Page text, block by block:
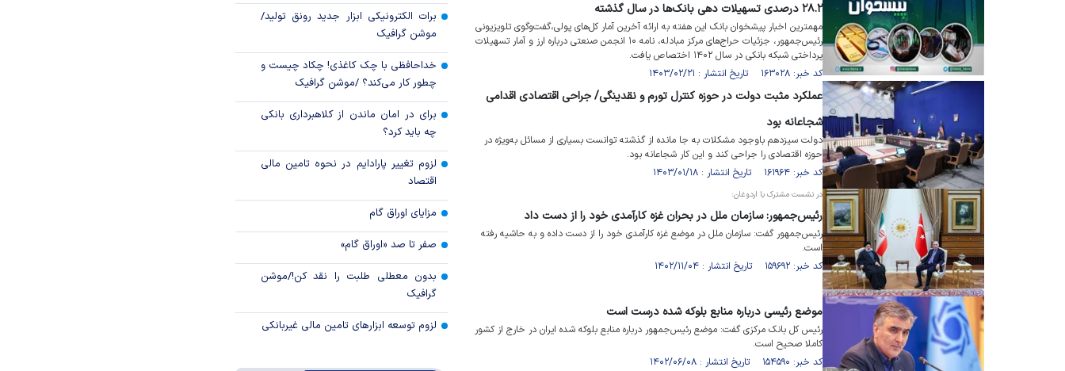
۲۸.۲ درصدی تسهیلات دهی بانک‌ها در سال گذشته
مهمترین اخبار پیشخوان بانک این هفته به ارائه آخرین آمار کل‌های پولی،گفت‌وگوی تلویزیونی
رئیس‌جمهور، جزئیات حراج‌های مرکز مبادله، نامه ۱۰ انجمن صنعتی درباره ارز و آمار تسهیلات
پرداختی شبکه بانکی در سال ۱۴۰۲ اختصاص یافت.
کد خبر: ۱۶۳۰۲۸ تاریخ انتشار : ۱۴۰۳/۰۲/۲۱
عملکرد مثبت دولت در حوزه کنترل تورم و نقدینگی/ جراحی اقتصادی اقدامی
شجاعانه بود
دولت سیزدهم باوجود مشکلات به جا مانده از گذشته توانست بسیاری از مسائل به‌ویژه در
حوزه اقتصادی را جراحی کند و این کار شجاعانه بود.
کد خبر: ۱۶۱۹۶۴ تاریخ انتشار : ۱۴۰۳/۰۱/۱۸
در نشست مشترک با اردوغان:
رئیس‌جمهور: سازمان ملل در بحران غزه کارآمدی خود را از دست داد
رئیس‌جمهور گفت: سازمان ملل در موضع غزه کارآمدی خود را از دست داده و به حاشیه رفته
است.
کد خبر: ۱۵۹۶۹۲ تاریخ انتشار : ۱۴۰۲/۱۱/۰۴
موضع رئیسی درباره منابع بلوکه شده درست است
رئیس کل بانک مرکزی گفت: موضع رئیس‌جمهور درباره منابع بلوکه شده ایران در خارج از کشور
کاملا صحیح است.
کد خبر: ۱۵۴۵۹۰ تاریخ انتشار : ۱۴۰۲/۰۶/۰۸
برات الکترونیکی ابزار جدید رونق تولید/
موشن گرافیک
خداحافظی با چک کاغذی! چکاد چیست و
چطور کار می‌کند؟ /موشن گرافیک
برای در امان ماندن از کلاهبرداری بانکی
چه باید کرد؟
لزوم تغییر پارادایم در نحوه تامین مالی
اقتصاد
مزایای اوراق گام
صفر تا صد «اوراق گام»
بدون معطلی طلبت را نقد کن!/موشن
گرافیک
لزوم توسعه ابزارهای تامین مالی غیربانکی